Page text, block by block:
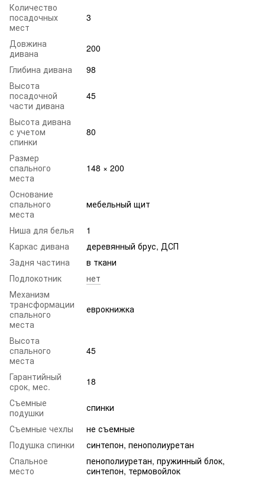
Количество
посадочных
мест
3
Довжина
дивана
200
Глибина дивана
98
Высота
посадочной
части дивана
45
Высота дивана
с учетом
спинки
80
Размер
спального
места
148 × 200
Основание
спального
места
мебельный щит
Ниша для белья
1
Каркас дивана
деревянный брус, ДСП
Задня частина
в ткани
Подлокотник
нет
Механизм
трансформации
спального
места
еврокнижка
Высота
спального
места
45
Гарантийный
срок, мес.
18
Съемные
подушки
спинки
Съемные чехлы
не съемные
Подушка спинки
синтепон, пенополиуретан
Спальное
место
пенополиуретан, пружинный блок,
синтепон, термовойлок